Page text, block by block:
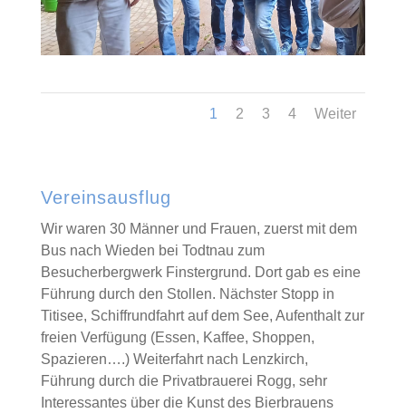
1 2 3 4 Weiter
Vereinsausflug
Wir waren 30 Männer und Frauen, zuerst mit dem
Bus nach Wieden bei Todtnau zum
Besucherbergwerk Finstergrund. Dort gab es eine
Führung durch den Stollen. Nächster Stopp in
Titisee, Schiffrundfahrt auf dem See, Aufenthalt zur
freien Verfügung (Essen, Kaffee, Shoppen,
Spazieren….) Weiterfahrt nach Lenzkirch,
Führung durch die Privatbrauerei Rogg, sehr
Interessantes über die Kunst des Bierbrauens